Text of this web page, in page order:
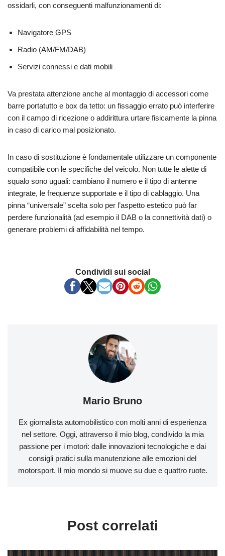
ossidarli, con conseguenti malfunzionamenti di:
Navigatore GPS
Radio (AM/FM/DAB)
Servizi connessi e dati mobili
Va prestata attenzione anche al montaggio di accessori come
barre portatutto e box da tetto: un fissaggio errato può interferire
con il campo di ricezione o addirittura urtare fisicamente la pinna
in caso di carico mal posizionato.
In caso di sostituzione è fondamentale utilizzare un componente
compatibile con le specifiche del veicolo. Non tutte le alette di
squalo sono uguali: cambiano il numero e il tipo di antenne
integrate, le frequenze supportate e il tipo di cablaggio. Una
pinna “universale” scelta solo per l’aspetto estetico può far
perdere funzionalità (ad esempio il DAB o la connettività dati) o
generare problemi di affidabilità nel tempo.
Condividi sui social
Mario Bruno
Ex giornalista automobilistico con molti anni di esperienza
nel settore. Oggi, attraverso il mio blog, condivido la mia
passione per i motori: dalle innovazioni tecnologiche e dai
consigli pratici sulla manutenzione alle emozioni del
motorsport. Il mio mondo si muove su due e quattro ruote.
Post correlati